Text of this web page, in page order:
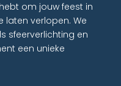
om jouw feest in
laten verlopen. We
sfeerverlichting en
een unieke